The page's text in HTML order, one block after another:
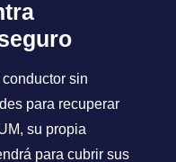
sin
para recuperar
su propia
para cubrir sus